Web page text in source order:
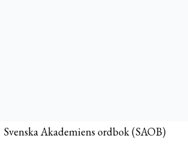
Svenska Akademiens ordbok (SAOB)